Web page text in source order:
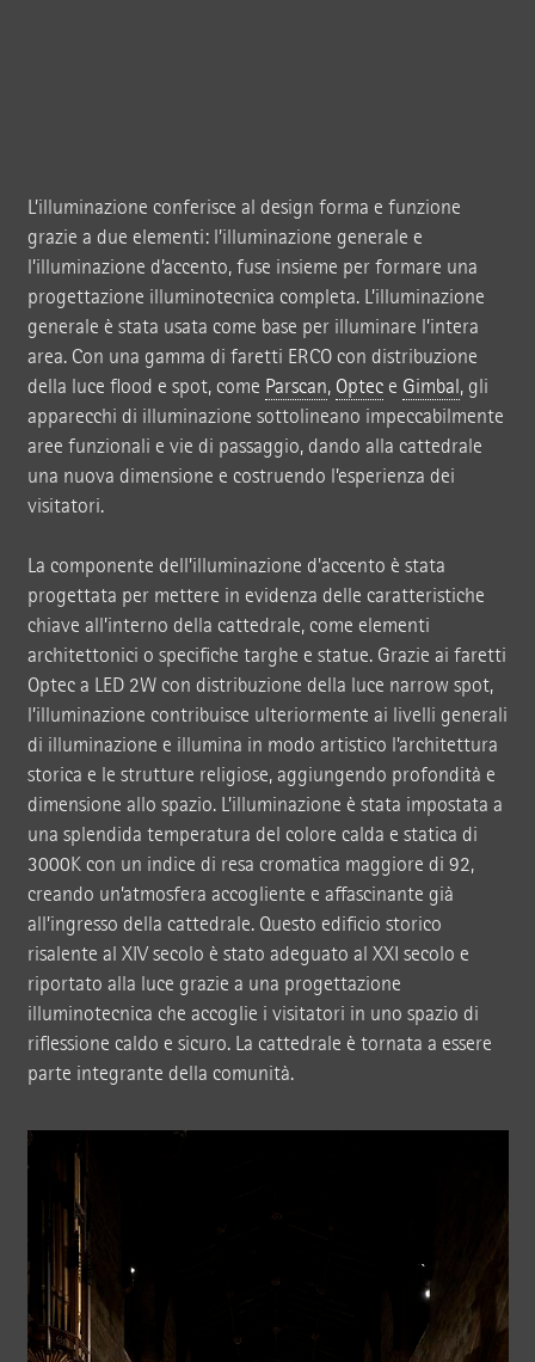
L’illuminazione conferisce al design forma e funzione
grazie a due elementi: l’illuminazione generale e
l’illuminazione d’accento, fuse insieme per formare una
progettazione illuminotecnica completa. L’illuminazione
generale è stata usata come base per illuminare l’intera
area. Con una gamma di faretti ERCO con distribuzione
della luce flood e spot, come Parscan, Optece Gimbal, gli
apparecchi di illuminazione sottolineano impeccabilmente
aree funzionali e vie di passaggio, dando alla cattedrale
una nuova dimensione e costruendo l’esperienza dei
visitatori.
La componente dell’illuminazione d'accento è stata
progettata per mettere in evidenza delle caratteristiche
chiave all’interno della cattedrale, come elementi
architettonici o specifiche targhe e statue. Grazie ai faretti
Optec a LED 2W con distribuzione della luce narrow spot,
l’illuminazione contribuisce ulteriormente ai livelli generali
di illuminazione e illumina in modo artistico l’architettura
storica e le strutture religiose, aggiungendo profondità e
dimensione allo spazio. L’illuminazione è stata impostata a
una splendida temperatura del colore calda e statica di
3000K con un indice di resa cromatica maggiore di 92,
creando un’atmosfera accogliente e affascinante già
all’ingresso della cattedrale. Questo edificio storico
risalente al XIV secolo è stato adeguato al XXI secolo e
riportato alla luce grazie a una progettazione
illuminotecnica che accoglie i visitatori in uno spazio di
riflessione caldo e sicuro. La cattedrale è tornata a essere
parte integrante della comunità.